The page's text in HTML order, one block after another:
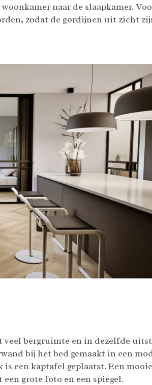
naar de slaapkamer.
zodat de gordijnen uit zicht
veel bergruimte en in dezelfde
bij het bed gemaakt in een
een kaptafel geplaatst. Een
grote foto en een spiegel.